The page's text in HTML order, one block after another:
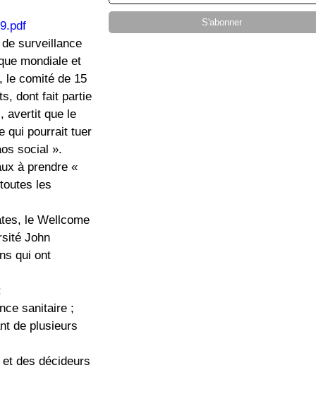
surveillance
mondiale et
le comité de 15
dont fait partie
avertit que le
qui pourrait tuer
social ».
à prendre «
les
le Wellcome
John
qui ont
sanitaire ;
de plusieurs
des décideurs